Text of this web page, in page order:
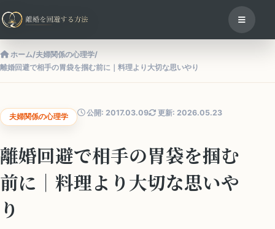
ホーム/夫婦関係の心理学/
離婚回避で相手の胃袋を掴む前に｜料理より大切な思いやり
夫婦関係の心理学 公開: 2017.03.09 更新: 2026.05.23
離婚回避で相手の胃袋を掴む
前に｜料理より大切な思いや
り